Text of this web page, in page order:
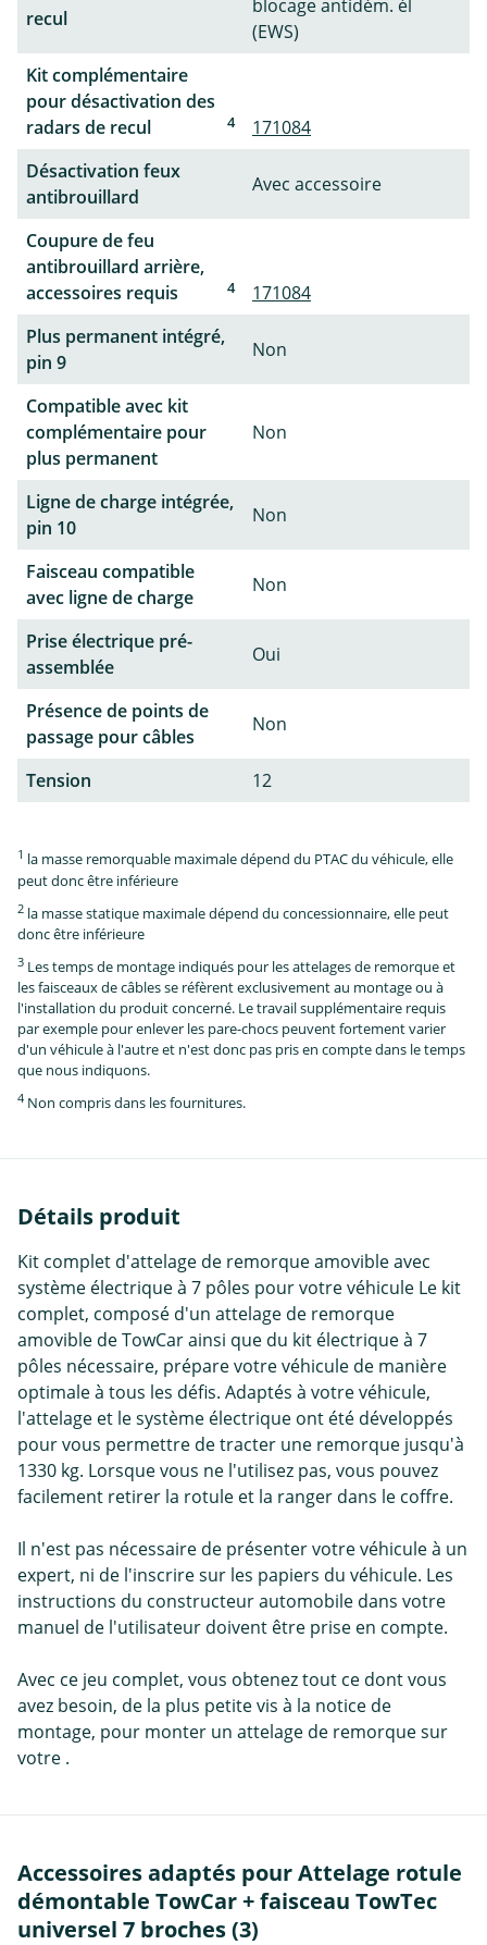
recul
blocage antidém. él
(EWS)
Kit complémentaire
pour désactivation des
radars de recul
4
171084
Désactivation feux
antibrouillard
Avec accessoire
Coupure de feu
antibrouillard arrière,
accessoires requis
4
171084
Plus permanent intégré,
pin 9
Non
Compatible avec kit
complémentaire pour
plus permanent
Non
Ligne de charge intégrée,
pin 10
Non
Faisceau compatible
avec ligne de charge
Non
Prise électrique pré-
assemblée
Oui
Présence de points de
passage pour câbles
Non
Tension 12
1 la masse remorquable maximale dépend du PTAC du véhicule, elle
peut donc être inférieure
2 la masse statique maximale dépend du concessionnaire, elle peut
donc être inférieure
3 Les temps de montage indiqués pour les attelages de remorque et
les faisceaux de câbles se réfèrent exclusivement au montage ou à
l'installation du produit concerné. Le travail supplémentaire requis
par exemple pour enlever les pare-chocs peuvent fortement varier
d'un véhicule à l'autre et n'est donc pas pris en compte dans le temps
que nous indiquons.
4 Non compris dans les fournitures.
Détails produit
Kit complet d'attelage de remorque amovible avec
système électrique à 7 pôles pour votre véhicule Le kit
complet, composé d'un attelage de remorque
amovible de TowCar ainsi que du kit électrique à 7
pôles nécessaire, prépare votre véhicule de manière
optimale à tous les défis. Adaptés à votre véhicule,
l'attelage et le système électrique ont été développés
pour vous permettre de tracter une remorque jusqu'à
1330 kg. Lorsque vous ne l'utilisez pas, vous pouvez
facilement retirer la rotule et la ranger dans le coffre.
Il n'est pas nécessaire de présenter votre véhicule à un
expert, ni de l'inscrire sur les papiers du véhicule. Les
instructions du constructeur automobile dans votre
manuel de l'utilisateur doivent être prise en compte.
Avec ce jeu complet, vous obtenez tout ce dont vous
avez besoin, de la plus petite vis à la notice de
montage, pour monter un attelage de remorque sur
votre .
Accessoires adaptés pour Attelage rotule
démontable TowCar + faisceau TowTec
universel 7 broches (3)